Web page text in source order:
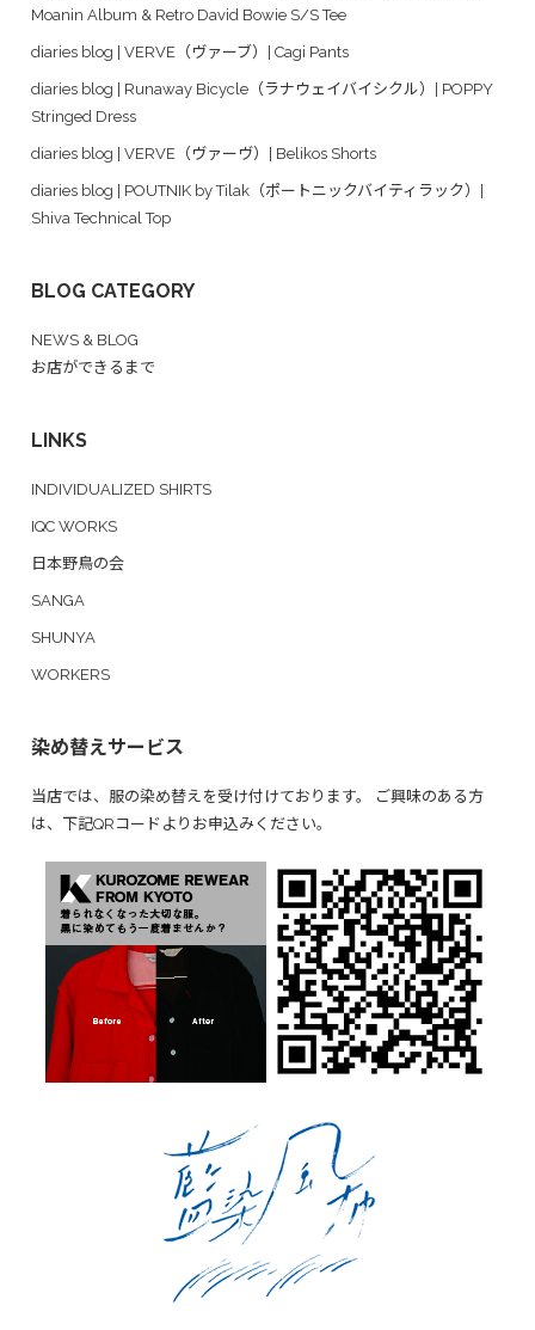
Moanin Album & Retro David Bowie S/S Tee
diaries blog | VERVE（ヴァーブ）| Cagi Pants
diaries blog | Runaway Bicycle（ラナウェイバイシクル）| POPPY
Stringed Dress
diaries blog | VERVE（ヴァーヴ）| Belikos Shorts
diaries blog | POUTNIK by Tilak（ポートニックバイティラック）|
Shiva Technical Top
BLOG CATEGORY
NEWS & BLOG
お店ができるまで
LINKS
INDIVIDUALIZED SHIRTS
IQC WORKS
日本野鳥の会
SANGA
SHUNYA
WORKERS
染め替えサービス
当店では、服の染め替えを受け付けております。 ご興味のある方
は、下記QRコードよりお申込みください。